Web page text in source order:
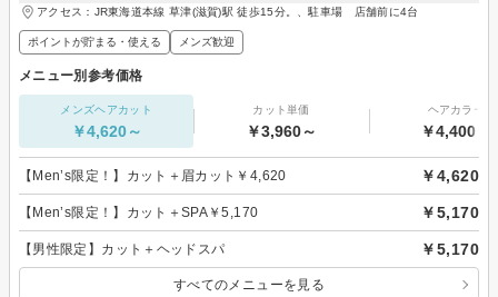
アクセス：JR東海道本線 草津(滋賀)駅 徒歩15分。、駐車場 店舗前に4台
ポイントが貯まる・使える メンズ歓迎
メニュー別参考価格
メンズヘアカット
￥4,620～
カット単価
￥3,960～
ヘアカラー
￥4,400～
【Men’s限定！】カット＋眉カット￥4,620 ￥4,620
【Men’s限定！】カット＋SPA￥5,170 ￥5,170
【男性限定】カット＋ヘッドスパ ￥5,170
すべてのメニューを見る